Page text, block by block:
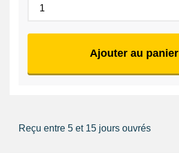
Ajouter au panier
Reçu entre 5 et 15 jours ouvrés